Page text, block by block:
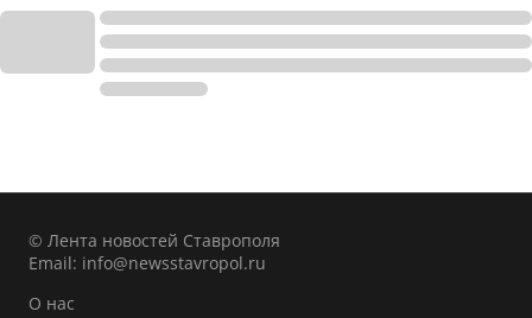
© Лента новостей Ставрополя
Email: info@newsstavropol.ru
О нас